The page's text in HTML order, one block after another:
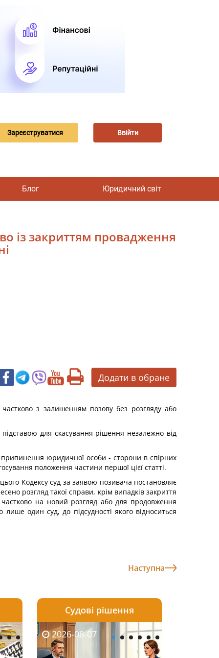
Зареєструватися Ввійти
Блог Юридичний світ
із закриттям провадження
Додати в обране
з залишенням позову без розгляду або
для скасування рішення незалежно від
припинення юридичної особи - сторони в спірних
положення частини першої цієї статті.
Кодексу суд за заявою позивача постановляє
розгляд такої справи, крім випадків закриття
на новий розгляд або для продовження
один суд, до підсудності якого відноситься
Наступна
2026-08-06 2026-08-05
2026-08-04 2026-08-04
2026-08-07 2026-08-06
Судові рішення
2026-08-07